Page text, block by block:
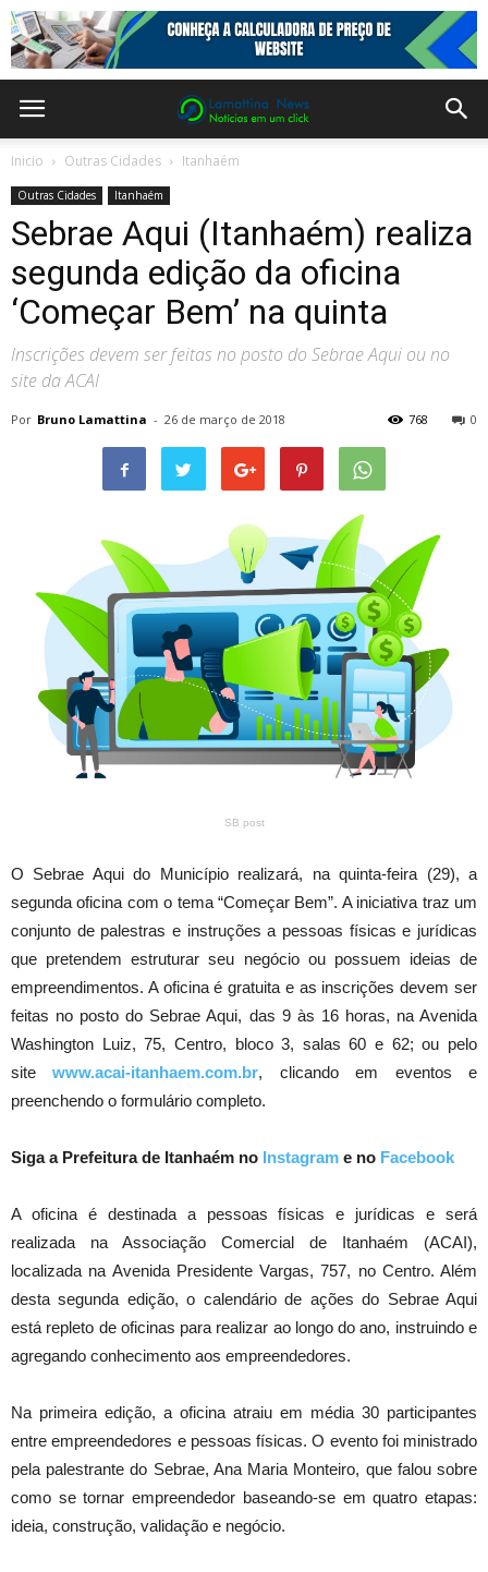
Inicio Outras Cidades Itanhaém
Outras Cidades Itanhaém
Sebrae Aqui (Itanhaém) realiza
segunda edição da oficina
‘Começar Bem’ na quinta
Inscrições devem ser feitas no posto do Sebrae Aqui ou no
site da ACAI
Por Bruno Lamattina - 26 de março de 2018 0
768
SB post
O Sebrae Aqui do Município realizará, na quinta-feira (29), a
segunda oficina com o tema “Começar Bem”. A iniciativa traz um
conjunto de palestras e instruções a pessoas físicas e jurídicas
que pretendem estruturar seu negócio ou possuem ideias de
empreendimentos. A oficina é gratuita e as inscrições devem ser
feitas no posto do Sebrae Aqui, das 9 às 16 horas, na Avenida
Washington Luiz, 75, Centro, bloco 3, salas 60 e 62; ou pelo
sitewww.acai-itanhaem.com.br, clicando em eventos e
preenchendo o formulário completo.
Siga a Prefeitura de Itanhaém no Instagram e no Facebook
A oficina é destinada a pessoas físicas e jurídicas e será
realizada na Associação Comercial de Itanhaém (ACAI),
localizada na Avenida Presidente Vargas, 757, no Centro. Além
desta segunda edição, o calendário de ações do Sebrae Aqui
está repleto de oficinas para realizar ao longo do ano, instruindo e
agregando conhecimento aos empreendedores.
Na primeira edição, a oficina atraiu em média 30 participantes
entre empreendedores e pessoas físicas. O evento foi ministrado
pela palestrante do Sebrae, Ana Maria Monteiro, que falou sobre
como se tornar empreendedor baseando-se em quatro etapas:
ideia, construção, validação e negócio.